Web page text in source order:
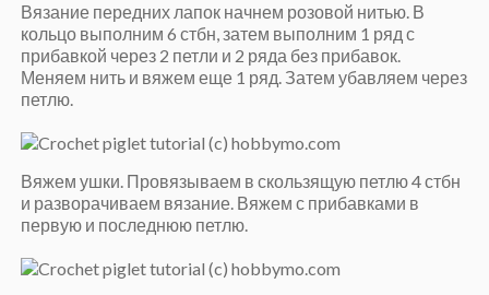
Вязание передних лапок начнем розовой нитью. В
кольцо выполним 6 стбн, затем выполним 1 ряд с
прибавкой через 2 петли и 2 ряда без прибавок.
Меняем нить и вяжем еще 1 ряд. Затем убавляем через
петлю.
Вяжем ушки. Провязываем в скользящую петлю 4 стбн
и разворачиваем вязание. Вяжем с прибавками в
первую и последнюю петлю.